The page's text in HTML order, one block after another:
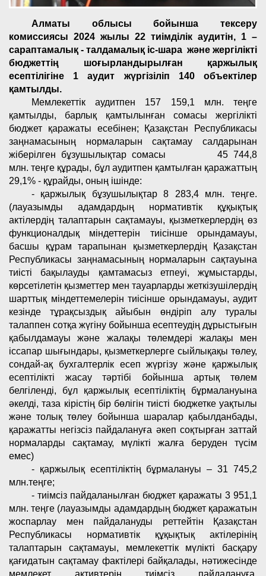
Алматы облысы бойынша тексеру
комиссиясы 2024 жылы 22 тиімділік аудитін, 1 –
сараптамалық - талдамалық іс-шара және жергілікті
бюджеттің шоғырландырылған қаржылық
есептілігіне 1 аудит жүргізіліп 140объектілер
қамтылды.
Мемлекеттік аудитпен 157 159,1 млн. теңге
қамтылды, барлық қамтылынған сомасы жергілікті
бюджет қаражаты есебінен; Қазақстан Республикасы
заңнамасының нормаларын сақтамау салдарынан
жіберілген бұзушылықтар сомасы
45 744,8
млн. теңге құрады, бұл аудитпен қамтылған қаражаттың
29,1% - құрайды, оның ішінде:
- қаржылық бұзушылықтар 8 283,4 млн. теңге.
(лауазымды адамдардың нормативтік құқықтық
актілердің талаптарын сақтамауы, қызметкерлердің өз
функционалдық міндеттерін тиісінше орындамауы,
басшы құрам тарапынан қызметкерлердің Қазақстан
Республикасы заңнамасының нормаларын сақтауына
тиісті бақылауды қамтамасыз етпеуі, жұмыстарды,
көрсетілетін қызметтер мен тауарларды жеткізушілердің
шарттық міндеттемелерін тиісінше орындамауы, аудит
кезінде тұрақсыздық айыбын өндіріп алу туралы
талаппен сотқа жүгіну бойынша есептеудің дұрыстығын
қабылдамауы және жалақы төлемдері жалақы мен
іссапар шығындары, қызметкерлерге сыйлықақы төлеу,
сондай-ақ бухгалтерлік есеп жүргізу және қаржылық
есептілікті жасау тәртібі бойынша артық төлем
белгіленді, бұл қаржылық есептіліктің бұрмалануына
әкелді, таза кірістің бір бөлігін тиісті бюджетке уақтылы
және толық төлеу бойынша шаралар қабылданбады,
қаражатты негізсіз пайдалануға әкеп соқтырған заттай
нормаларды сақтамау, мүлікті жалға беруден түсім
емес)
- қаржылық есептіліктің бұрмалануы – 31 745,2
млн.теңге;
- тиімсіз пайдаланылған бюджет қаражаты 3 951,1
млн. теңге (лауазымды адамдардың бюджет қаражатын
жоспарлау мен пайдалануды реттейтін Қазақстан
Республикасы нормативтік құқықтық актілерінің
талаптарын сақтамауы, мемлекеттік мүлікті басқару
қағидатын сақтамау фактілері байқалады, нәтижесінде